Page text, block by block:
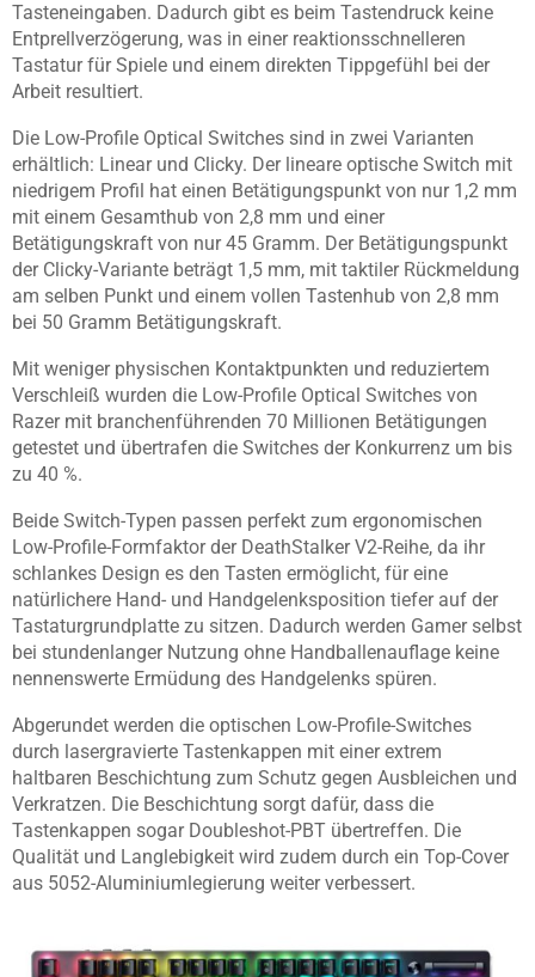
Tasteneingaben. Dadurch gibt es beim Tastendruck keine
Entprellverzögerung, was in einer reaktionsschnelleren
Tastatur für Spiele und einem direkten Tippgefühl bei der
Arbeit resultiert.
Die Low-Profile Optical Switches sind in zwei Varianten
erhältlich: Linear und Clicky. Der lineare optische Switch mit
niedrigem Profil hat einen Betätigungspunkt von nur 1,2 mm
mit einem Gesamthub von 2,8 mm und einer
Betätigungskraft von nur 45 Gramm. Der Betätigungspunkt
der Clicky-Variante beträgt 1,5 mm, mit taktiler Rückmeldung
am selben Punkt und einem vollen Tastenhub von 2,8 mm
bei 50 Gramm Betätigungskraft.
Mit weniger physischen Kontaktpunkten und reduziertem
Verschleiß wurden die Low-Profile Optical Switches von
Razer mit branchenführenden 70 Millionen Betätigungen
getestet und übertrafen die Switches der Konkurrenz um bis
zu 40 %.
Beide Switch-Typen passen perfekt zum ergonomischen
Low-Profile-Formfaktor der DeathStalker V2-Reihe, da ihr
schlankes Design es den Tasten ermöglicht, für eine
natürlichere Hand- und Handgelenksposition tiefer auf der
Tastaturgrundplatte zu sitzen. Dadurch werden Gamer selbst
bei stundenlanger Nutzung ohne Handballenauflage keine
nennenswerte Ermüdung des Handgelenks spüren.
Abgerundet werden die optischen Low-Profile-Switches
durch lasergravierte Tastenkappen mit einer extrem
haltbaren Beschichtung zum Schutz gegen Ausbleichen und
Verkratzen. Die Beschichtung sorgt dafür, dass die
Tastenkappen sogar Doubleshot-PBT übertreffen. Die
Qualität und Langlebigkeit wird zudem durch ein Top-Cover
aus 5052-Aluminiumlegierung weiter verbessert.